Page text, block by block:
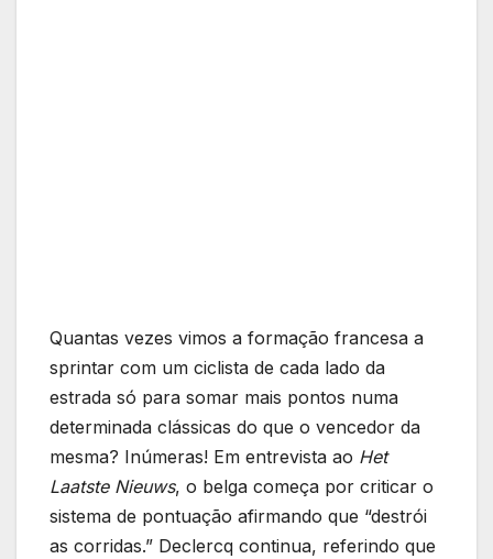
Quantas vezes vimos a formação francesa a
sprintar com um ciclista de cada lado da
estrada só para somar mais pontos numa
determinada clássicas do que o vencedor da
mesma? Inúmeras! Em entrevista ao Het
Laatste Nieuws, o belga começa por criticar o
sistema de pontuação afirmando que “destrói
as corridas.” Declercq continua, referindo que